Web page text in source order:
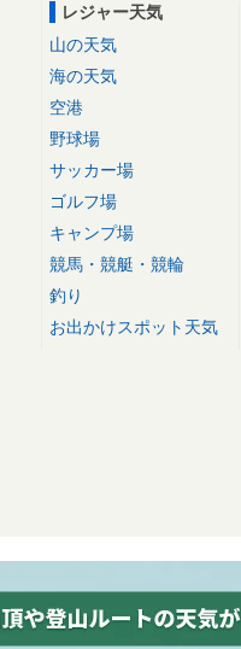
レジャー天気
山の天気
海の天気
空港
野球場
サッカー場
ゴルフ場
キャンプ場
競馬・競艇・競輪
釣り
お出かけスポット天気